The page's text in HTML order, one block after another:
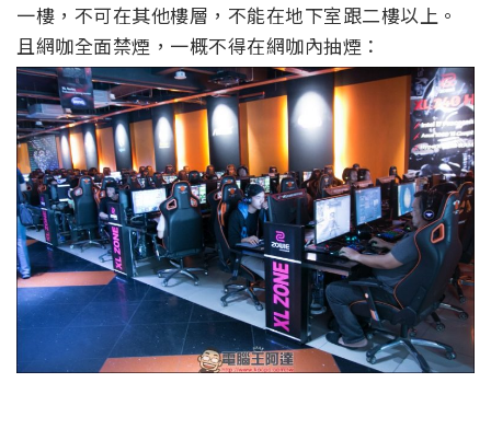
一樓，不可在其他樓層，不能在地下室跟二樓以上。
且網咖全面禁煙，一概不得在網咖內抽煙：